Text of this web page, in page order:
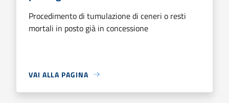
Procedimento di tumulazione di ceneri o resti
mortali in posto già in concessione
VAI ALLA PAGINA